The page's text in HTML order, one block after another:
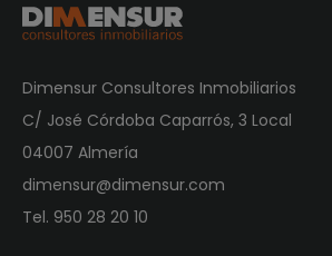
Dimensur Consultores Inmobiliarios
C/ José Córdoba Caparrós, 3 Local
04007 Almería
dimensur@dimensur.com
Tel. 950 28 20 10